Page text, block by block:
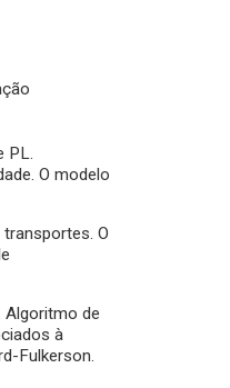
PL.
O modelo
O
Algoritmo de
à
Fulkerson.